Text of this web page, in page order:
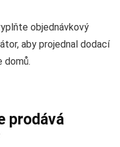
objednávkový
aby projednal dodací
domů.
prodává